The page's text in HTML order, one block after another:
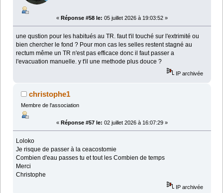
« Réponse #58 le: 05 juillet 2026 à 19:03:52 »
une qustion pour les habitués au TR. faut t'il touché sur l'extrimité ou
bien chercher le fond ? Pour mon cas les selles restent stagné au
rectum même un TR n'est pas efficace donc il faut passer a
l'evacuation manuelle. y t'il une methode plus douce ?
IP archivée
christophe1
Membre de l'association
« Réponse #57 le: 02 juillet 2026 à 16:07:29 »
Loloko
Je risque de passer à la ceacostomie
Combien d'eau passes tu et tout les Combien de temps
Merci
Christophe
IP archivée